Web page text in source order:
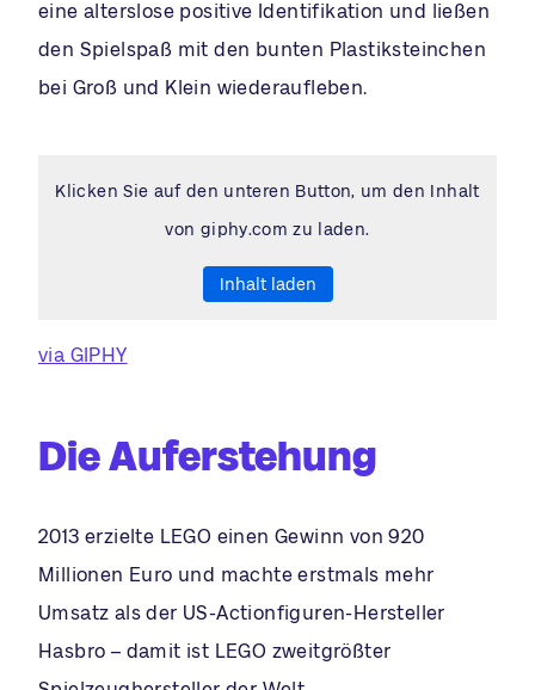
eine alterslose positive Identifikation und ließen
den Spielspaß mit den bunten Plastiksteinchen
bei Groß und Klein wiederaufleben.
Klicken Sie auf den unteren Button, um den Inhalt
von giphy.com zu laden.
Inhalt laden
via GIPHY
Die Auferstehung
2013 erzielte LEGO einen Gewinn von 920
Millionen Euro und machte erstmals mehr
Umsatz als der US-Actionfiguren-Hersteller
Hasbro – damit ist LEGO zweitgrößter